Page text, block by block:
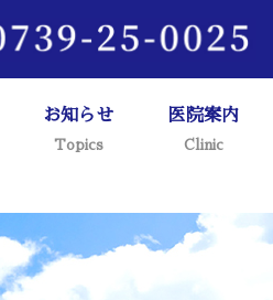
お知らせ
Topics
医院案内
Clinic